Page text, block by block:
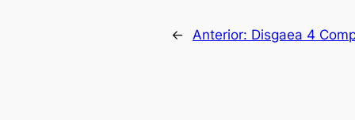
← Anterior: Disgaea 4